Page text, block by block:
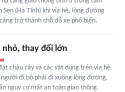
Sen (Hà Tĩnh) khi vỉa hè, lòng đường
trở thành chỗ đỗ xe phổ biến.
nhỏ, thay đổi lớn
chậu cây và các vật dụng trên vỉa hè
người đi bộ phải đi xuống lòng đường,
nguy cơ mất an toàn giao thông.